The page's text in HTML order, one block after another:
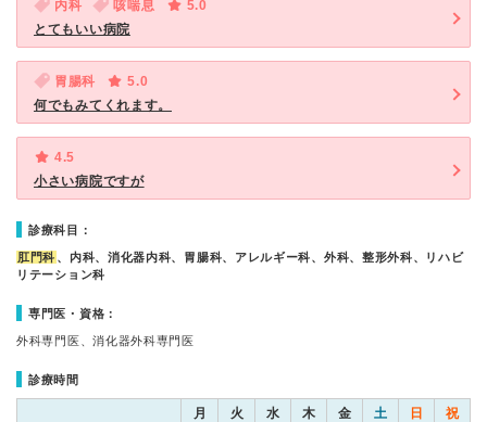
内科 咳喘息
5.0
とてもいい病院
胃腸科
5.0
何でもみてくれます。
4.5
小さい病院ですが
診療科目：
肛門科 、内科、消化器内科、胃腸科、アレルギー科、外科、整形外科、リハビ
リテーション科
専門医・資格：
外科専門医、消化器外科専門医
診療時間
月 火 水 木 金 土 日 祝